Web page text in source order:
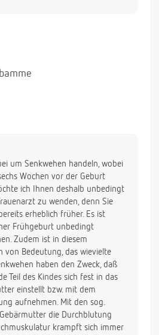
um Senkwehen handeln, wobei
Wochen vor der Geburt
ich Ihnen deshalb unbedingt
zu wenden, denn Sie
erheblich früher. Es ist
Frühgeburt unbedingt
Zudem ist in diesem
von Bedeutung, das wievielte
haben den Zweck, daß
Teil des Kindes sich fest in das
einstellt bzw. mit dem
aufnehmen. Mit den sog.
die Durchblutung
krampft sich immer